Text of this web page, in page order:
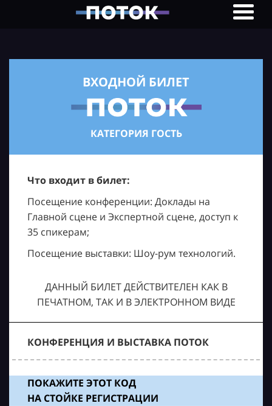
ВХОДНОЙ БИЛЕТ
КАТЕГОРИЯ ГОСТЬ
Что входит в билет:
Посещение конференции: Доклады на
Главной сцене и Экспертной сцене, доступ к
35 спикерам;
Посещение выставки: Шоу-рум технологий.
ДАННЫЙ БИЛЕТ ДЕЙСТВИТЕЛЕН КАК В
ПЕЧАТНОМ, ТАК И В ЭЛЕКТРОННОМ ВИДЕ
КОНФЕРЕНЦИЯ И ВЫСТАВКА ПОТОК
ПОКАЖИТЕ ЭТОТ КОД
НА СТОЙКЕ РЕГИСТРАЦИИ